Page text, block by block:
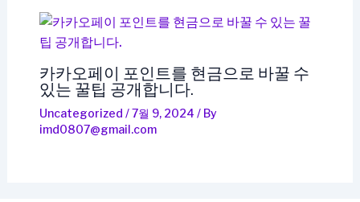
카카오페이 포인트를 현금으로 바꿀 수
있는 꿀팁 공개합니다.
Uncategorized /7월 9, 2024 / By
imd0807@gmail.com